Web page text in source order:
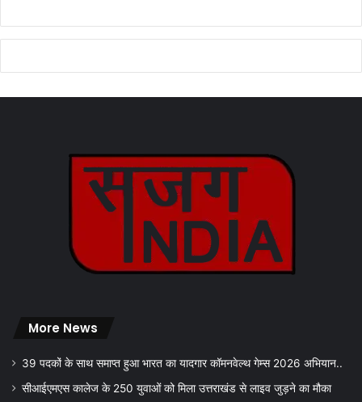
More News
39 पदकों के साथ समाप्त हुआ भारत का यादगार कॉमनवेल्थ गेम्स 2026 अभियान..
सीआईएमएस कालेज के 250 युवाओं को मिला उत्तराखंड से लाइव जुड़ने का मौका